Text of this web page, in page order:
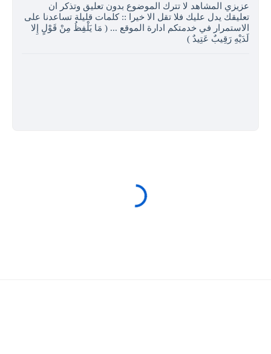
عزيزي المشاهد لا تترك الموضوع بدون تعليق وتذكر ان
تعليقك يدل عليك فلا تقل الا خيرا :: كلمات قليلة تساعدنا على
الاستمرار في خدمتكم ادارة الموقع ... ( مَا يَلْفِظُ مِنْ قَوْلٍ إِلا
لَدَيْهِ رَقِيبٌ عَتِيدٌ )